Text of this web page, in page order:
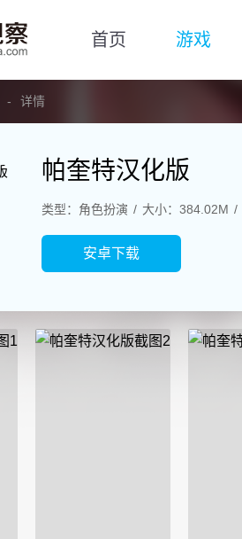
首页 游戏
详情
帕奎特汉化版
类型：角色扮演 大小：384.02M
安卓下载